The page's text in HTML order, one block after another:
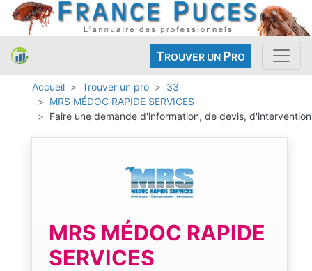
TROUVER UN PRO
Accueil Trouver un pro
33
MRS MÉDOC RAPIDE SERVICES
Faire une demande d'information, de devis, d'intervention
MRS MÉDOC RAPIDE
SERVICES